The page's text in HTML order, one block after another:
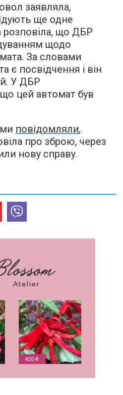
заявляла,
ще одне
що ДБР
щодо
За словами
є посвідчення і він
У ДБР
що цей автомат був
повідомляли,
про зброю, через
нову справу.